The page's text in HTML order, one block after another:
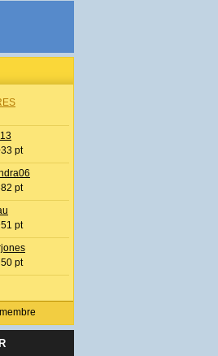
pt
pt
pt
pt